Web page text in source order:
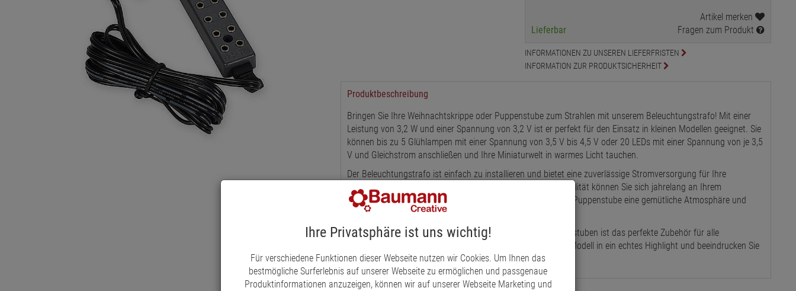
Lieferbar
Artikel merken
Fragen zum Produkt
INFORMATIONEN ZU UNSEREN LIEFERFRISTEN
INFORMATION ZUR PRODUKTSICHERHEIT
Produktbeschreibung
Bringen Sie Ihre Weihnachtskrippe oder Puppenstube zum Strahlen mit unserem Beleuchtungstrafo! Mit einer
Leistung von 3,2 W und einer Spannung von 3,2 V ist er perfekt für den Einsatz in kleinen Modellen geeignet. Sie
können bis zu 5 Glühlampen mit einer Spannung von 3,5 V bis 4,5 V oder 20 LEDs mit einer Spannung von je 3,5
V und Gleichstrom anschließen und Ihre Miniaturwelt in warmes Licht tauchen.
Der Beleuchtungstrafo ist einfach zu installieren und bietet eine zuverlässige Stromversorgung für Ihre
Beleuchtung. Durch sein kompaktes Design und die hohe Qualität können Sie sich jahrelang an Ihrem
beleuchteten Modell erfreuen. Verleihen Sie Ihrer Krippe oder Puppenstube eine gemütliche Atmosphäre und
setzen Sie jedes Detail ins richtige Licht!
Unser Beleuchtungstrafo für Weihnachtskrippen und Puppenstuben ist das perfekte Zubehör für alle
Modellbauer und Hobbybastler. Verwandeln Sie Ihr Miniatur-Modell in ein echtes Highlight und beeindrucken Sie
Ihre Freunde und Familie!
Ihre Privatsphäre ist uns wichtig!
Für verschiedene Funktionen dieser Webseite nutzen wir Cookies. Um Ihnen das
bestmögliche Surferlebnis auf unserer Webseite zu ermöglichen und passgenaue
Produktinformationen anzuzeigen, können wir auf unserer Webseite Marketing und